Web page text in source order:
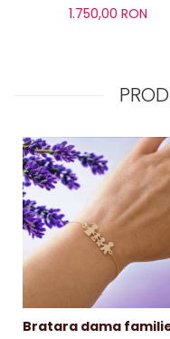
1.750,00 RON
Bratara